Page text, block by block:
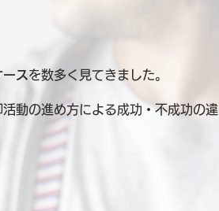
スを数多く見てきました。
動の進め方による成功・不成功の違